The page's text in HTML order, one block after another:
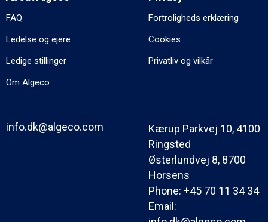
FAQ
Ledelse og ejere
Ledige stillinger
Om Algeco
Fortroligheds erklæring
Cookies
Privatliv og vilkår
info.dk@algeco.com
Kærup Parkvej 10, 4100
Ringsted
Østerlundvej 8, 8700
Horsens
Phone: +45 70 11 34 34
Email: